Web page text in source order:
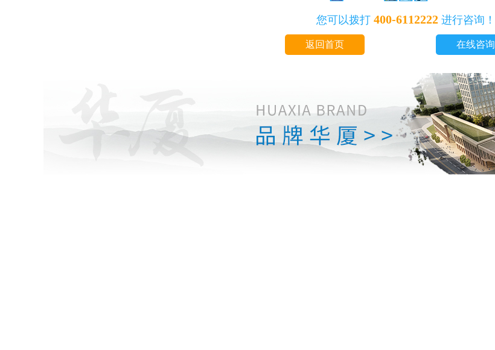
您可以拨打 400-6112222进行咨询！
返回首页 在线咨询